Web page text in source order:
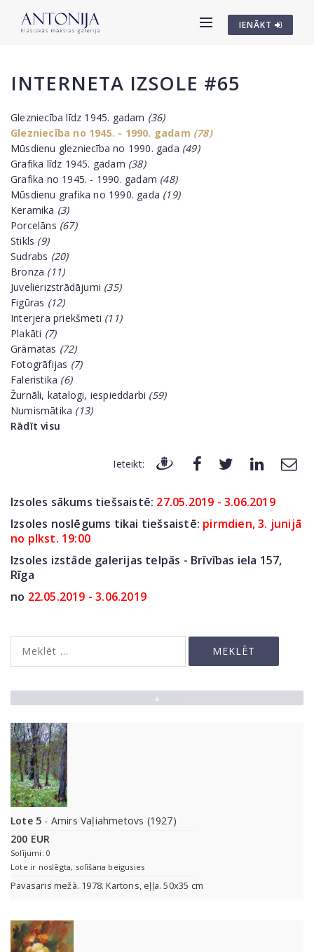
IENĀKT
INTERNETA IZSOLE #65
Glezniecība līdz 1945. gadam (36)
Glezniecība no 1945. - 1990. gadam (78)
Mūsdienu glezniecība no 1990. gada (49)
Grafika līdz 1945. gadam (38)
Grafika no 1945. - 1990. gadam (48)
Mūsdienu grafika no 1990. gada (19)
Keramika (3)
Porcelāns (67)
Stikls (9)
Sudrabs (20)
Bronza (11)
Juvelierizstrādājumi (35)
Figūras (12)
Interjera priekšmeti (11)
Plakāti (7)
Grāmatas (72)
Fotogrāfijas (7)
Faleristika (6)
Žurnāli, katalogi, iespieddarbi (59)
Numismātika (13)
Rādīt visu
Ieteikt:
Izsoles sākums tiešsaistē: 27.05.2019 - 3.06.2019
Izsoles noslēgums tikai tiešsaistē: pirmdien, 3. junijā
no plkst. 19:00
Izsoles izstāde galerijas telpās - Brīvības iela 157,
Rīga
no 22.05.2019 - 3.06.2019
Lote 5 - Amirs Vaļiahmetovs (1927)
200 EUR
Solījumi: 0
Lote ir noslēgta, solīšana beigusies
Pavasaris mežā. 1978. Kartons, eļļa. 50x35 cm